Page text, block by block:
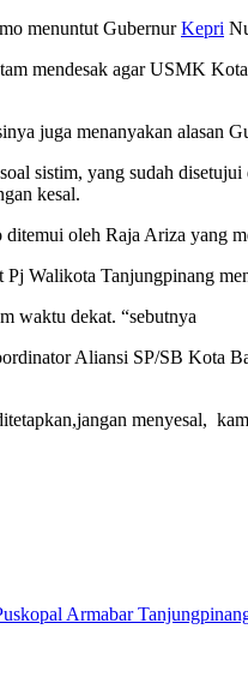
menuntut GubernurKepri
mendesak agar USMK
juga menanyakan alasan
sistim, yang sudah
kesal.
ditemui oleh Raja Ariza yang
Walikota Tanjungpinang
waktu dekat. “sebutnya
Aliansi SP/SB Kota
menyesal,
Armabar